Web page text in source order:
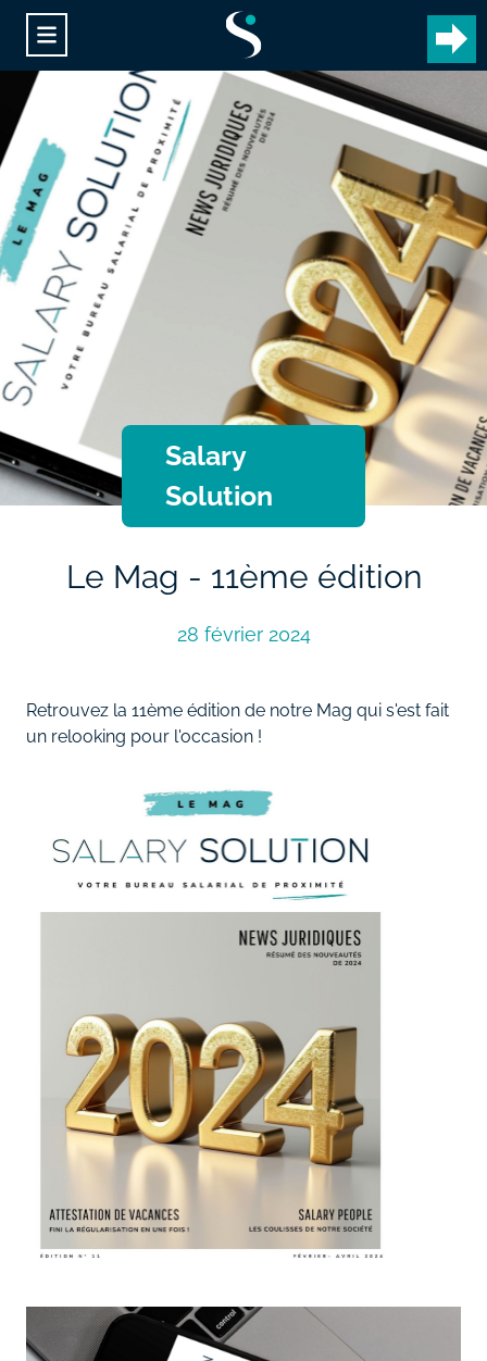
Salary
Solution
Le Mag - 11ème édition
28 février 2024
Retrouvez la 11ème édition de notre Mag qui s'est fait
un relooking pour l'occasion !